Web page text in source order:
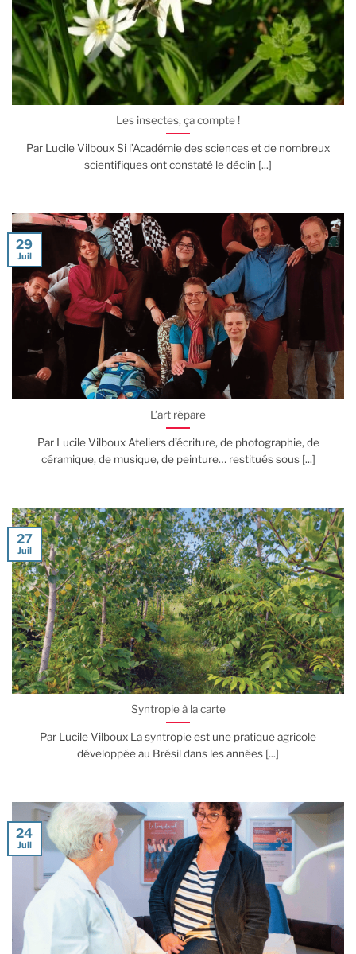
Les insectes, ça compte !
Par Lucile Vilboux Si l’Académie des sciences et de nombreux
scientifiques ont constaté le déclin [...]
L’art répare
Par Lucile Vilboux Ateliers d’écriture, de photographie, de
céramique, de musique, de peinture… restitués sous [...]
29
Juil
Syntropie à la carte
Par Lucile Vilboux La syntropie est une pratique agricole
développée au Brésil dans les années [...]
27
Juil
24
Juil